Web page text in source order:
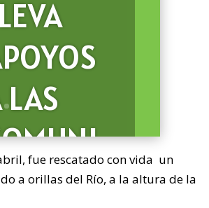
LAS
fue rescatado con vida un
a orillas del Río, a la altura de la